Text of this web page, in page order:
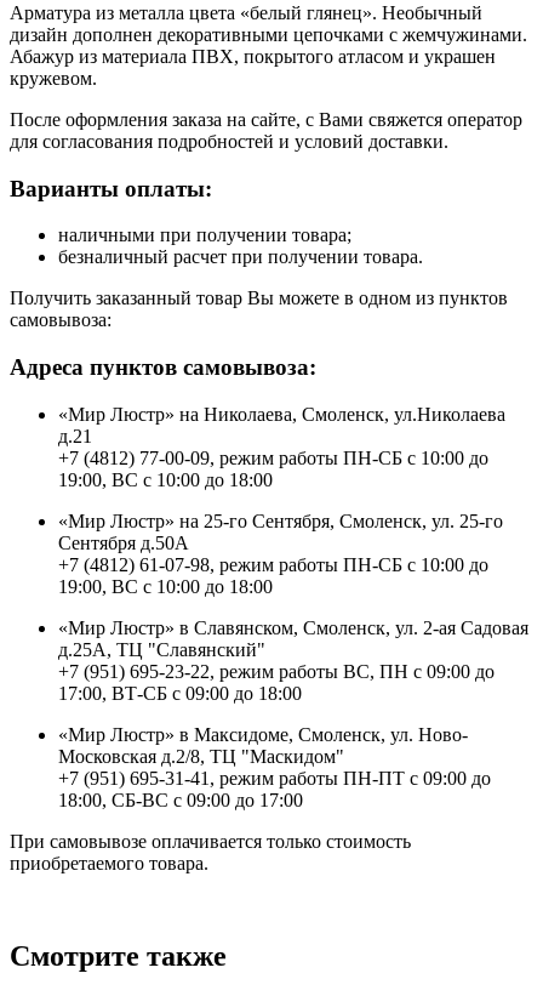
Арматура из металла цвета «белый глянец». Необычный
дизайн дополнен декоративными цепочками c жемчужинами.
Абажур из материала ПВХ, покрытого атласом и украшен
кружевом.
После оформления заказа на сайте, с Вами свяжется оператор
для согласования подробностей и условий доставки.
Варианты оплаты:
наличными при получении товара;
безналичный расчет при получении товара.
Получить заказанный товар Вы можете в одном из пунктов
самовывоза:
Адреса пунктов самовывоза:
«Мир Люстр» на Николаева, Смоленск, ул.Николаева
д.21
+7 (4812) 77-00-09, режим работы ПН-СБ с 10:00 до
19:00, ВС с 10:00 до 18:00
«Мир Люстр» на 25-го Сентября, Смоленск, ул. 25-го
Сентября д.50А
+7 (4812) 61-07-98, режим работы ПН-СБ с 10:00 до
19:00, ВС с 10:00 до 18:00
«Мир Люстр» в Славянском, Смоленск, ул. 2-ая Садовая
д.25А, ТЦ "Славянский"
+7 (951) 695-23-22, режим работы ВС, ПН с 09:00 до
17:00, ВТ-СБ с 09:00 до 18:00
«Мир Люстр» в Максидоме, Смоленск, ул. Ново-
Московская д.2/8, ТЦ "Маскидом"
+7 (951) 695-31-41, режим работы ПН-ПТ с 09:00 до
18:00, СБ-ВС с 09:00 до 17:00
При самовывозе оплачивается только стоимость
приобретаемого товара.
Смотрите также